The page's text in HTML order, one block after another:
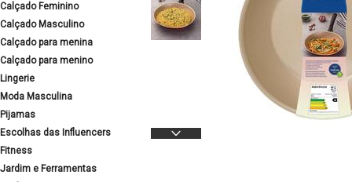
Calçado Feminino
Calçado Masculino
Calçado para menina
Calçado para menino
Lingerie
Moda Masculina
Pijamas
Escolhas das Influencers
Fitness
Jardim e Ferramentas